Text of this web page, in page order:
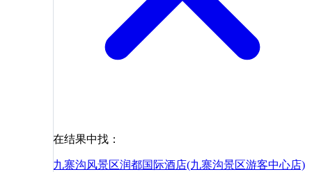
在结果中找：
九寨沟风景区润都国际酒店(九寨沟景区游客中心店)